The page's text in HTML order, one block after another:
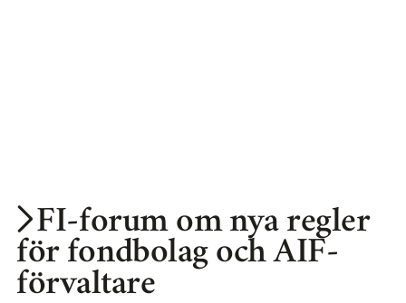
FI-forum om nya regler
för fondbolag och AIF-
förvaltare